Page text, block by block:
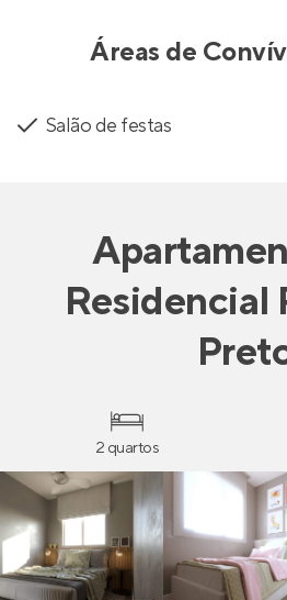
Áreas de
Salão de festas
Residencial
2 quartos